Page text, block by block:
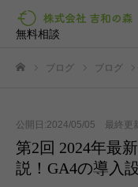
無料相談
ブログ ブログ
公開日:2024/05/05 最終更
第2回 2024年最
説！GA4の導入